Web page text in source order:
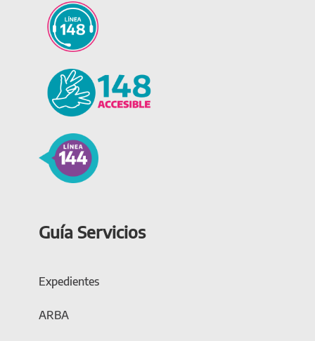
Guía Servicios
Expedientes
ARBA